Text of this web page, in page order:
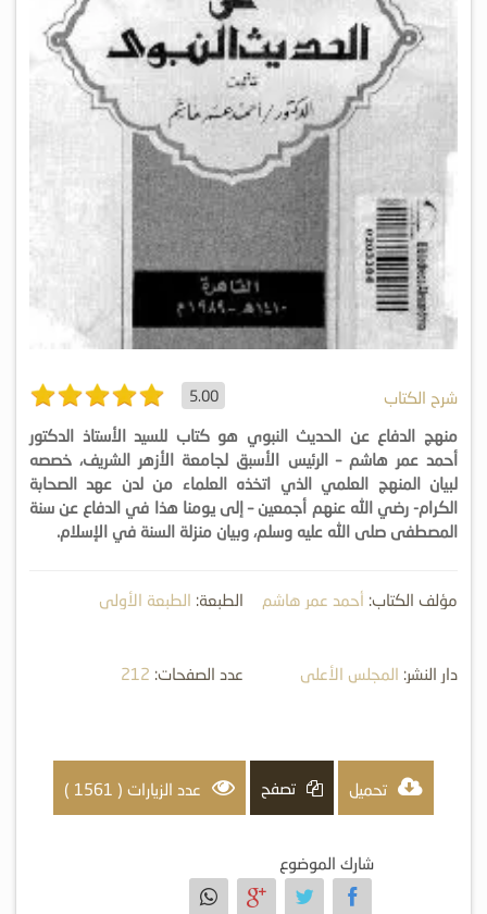
شرح الكتاب 5.00
منهج الدفاع عن الحديث النبوي هو كتاب للسيد الأستاذ الدكتور
أحمد عمر هاشم – الرئيس الأسبق لجامعة الأزهر الشريف، خصصه
لبيان المنهج العلمي الذي اتخذه العلماء من لدن عهد الصحابة
الكرام- رضي الله عنهم أجمعين – إلى يومنا هذا في الدفاع عن سنة
المصطفى صلى الله عليه وسلم، وبيان منزلة السنة في الإسلام.
مؤلف الكتاب: أحمد عمر هاشم الطبعة: الطبعة الأولى
دار النشر: المجلس الأعلى
عدد الصفحات: 212
تحميل تصفح عدد الزيارات ( 1561 )
شارك الموضوع